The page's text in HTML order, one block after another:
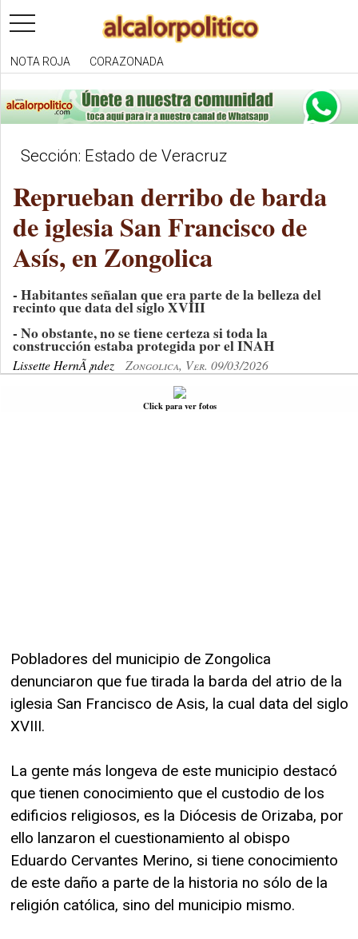
toggle
navigation
NOTA ROJA CORAZONADA
Sección: Estado de Veracruz
Reprueban derribo de barda
de iglesia San Francisco de
Asís, en Zongolica
- Habitantes señalan que era parte de la belleza del
recinto que data del siglo XVIII
- No obstante, no se tiene certeza si toda la
construcción estaba protegida por el INAH
Lissette HernÃ¡ndez Zongolica, Ver. 09/03/2026
Click para ver fotos
Pobladores del municipio de Zongolica
denunciaron que fue tirada la barda del atrio de la
iglesia San Francisco de Asis, la cual data del siglo
XVIII.
La gente más longeva de este municipio destacó
que tienen conocimiento que el custodio de los
edificios religiosos, es la Diócesis de Orizaba, por
ello lanzaron el cuestionamiento al obispo
Eduardo Cervantes Merino, si tiene conocimiento
de este daño a parte de la historia no sólo de la
religión católica, sino del municipio mismo.